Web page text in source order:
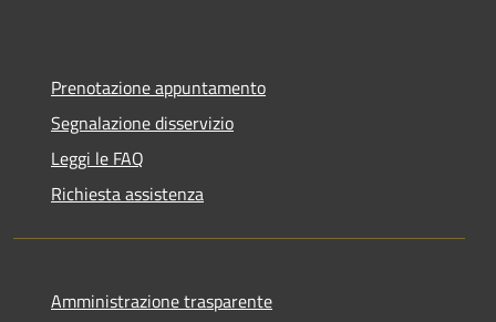
Prenotazione appuntamento
Segnalazione disservizio
Leggi le FAQ
Richiesta assistenza
Amministrazione trasparente